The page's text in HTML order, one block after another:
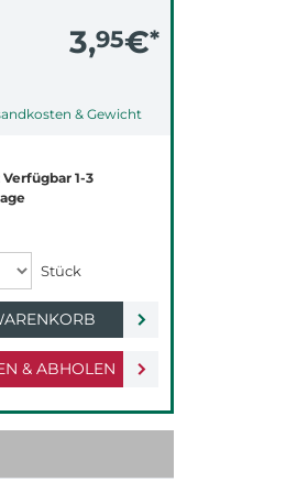
3,95€*
& Gewicht
& ABHOLEN
1-3